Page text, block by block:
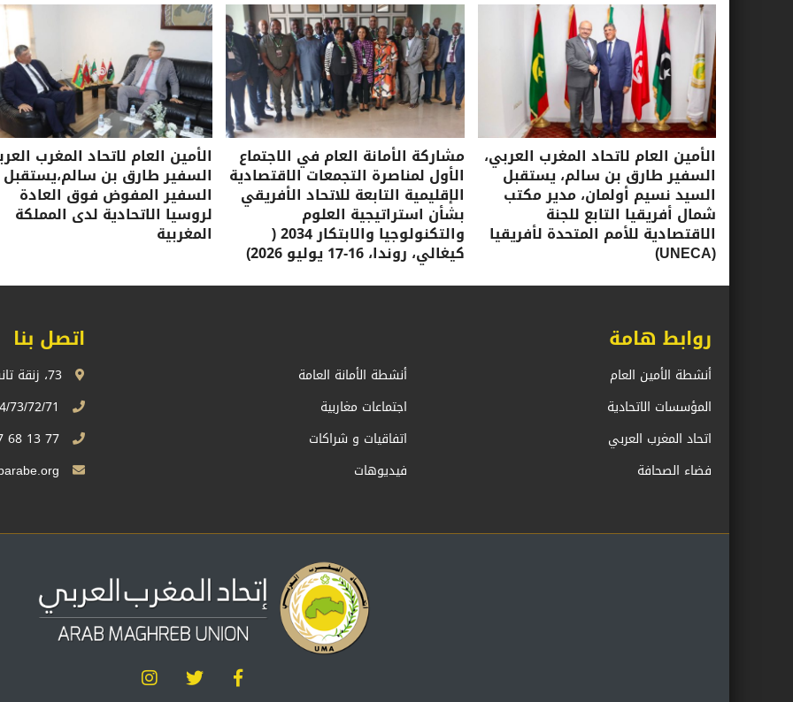
الأمين العام لاتحاد المغرب العربي،
السفير طارق بن سالم، يستقبل
السيد نسيم أولمان، مدير مكتب
شمال أفريقيا التابع للجنة
الاقتصادية للأمم المتحدة لأفريقيا
(UNECA)
مشاركة الأمانة العام في الاجتماع
الأول لمناصرة التجمعات الاقتصادية
الإقليمية التابعة للاتحاد الأفريقي
بشأن استراتيجية العلوم
والتكنولوجيا والابتكار 2034 (
كيغالي، روندا، 16-17 يوليو 2026)
الأمين العام لاتحاد المغرب
السفير طارق بن سالم،يستقبل
السفير المفوض فوق العادة
لروسيا الاتحادية لدى المملكة
المغربية
روابط هامة
أنشطة الأمين العام
أنشطة الأمانة العامة
المؤسسات الاتحادية
اجتماعات مغاربية
اتحاد المغرب العربي
اتفاقيات و شراكات
فضاء الصحافة
فيديوهات
اتصل بنا